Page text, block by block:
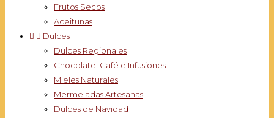
Frutos Secos
Aceitunas
  Dulces
Dulces Regionales
Chocolate, Café e Infusiones
Mieles Naturales
Mermeladas Artesanas
Dulces de Navidad